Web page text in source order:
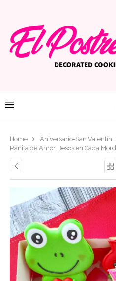
Home Aniversario-San Valentín
Ranita de Amor Besos en Cada